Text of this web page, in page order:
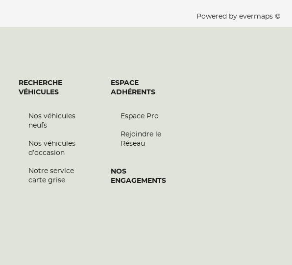
Powered by evermaps ©
RECHERCHE
VÉHICULES
Nos véhicules
neufs
Nos véhicules
d’occasion
Notre service
carte grise
ESPACE
ADHÉRENTS
Espace Pro
Rejoindre le
Réseau
NOS
ENGAGEMENTS